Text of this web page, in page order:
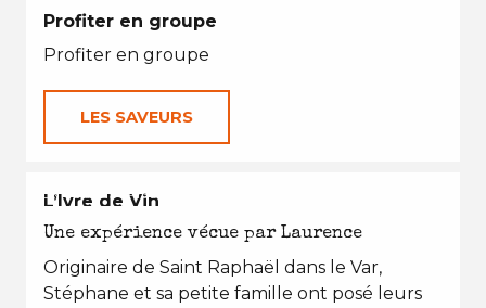
Profiter en groupe
Profiter en groupe
LES SAVEURS
EN TOUTES SAISONS
L’Ivre de Vin
Une expérience vécue par Laurence
Originaire de Saint Raphaël dans le Var,
Stéphane et sa petite famille ont posé leurs